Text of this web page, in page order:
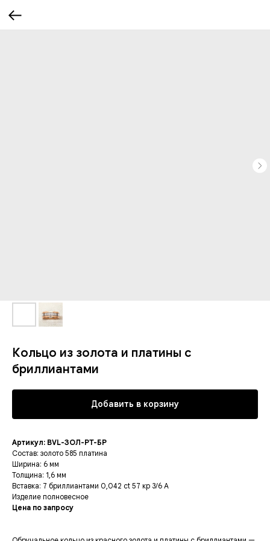
Кольцо из золота и платины с
бриллиантами
Добавить в корзину
Артикул: BVL-ЗОЛ-PT-БР
Состав: золото 585 платина
Ширина: 6 мм
Толщина: 1,6 мм
Вставка: 7 бриллиантами 0,042 ct 57 кр 3/6 А
Изделие полновесное
Цена по запросу